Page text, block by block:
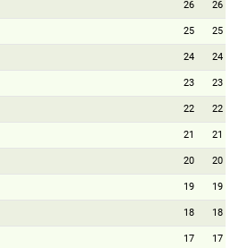
26 26
25 25
24 24
23 23
22 22
21 21
20 20
19 19
18 18
17 17